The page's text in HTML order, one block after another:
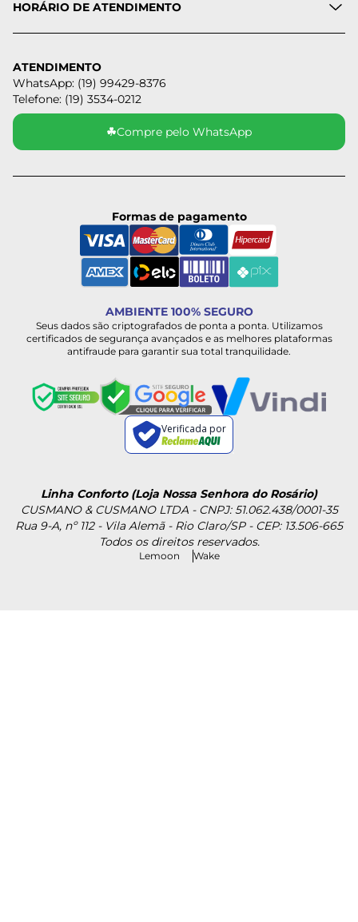
HORÁRIO DE ATENDIMENTO
ATENDIMENTO
WhatsApp: (19) 99429-8376
Telefone: (19) 3534-0212
☘Compre pelo WhatsApp
Formas de pagamento
AMBIENTE 100% SEGURO
Seus dados são criptografados de ponta a ponta. Utilizamos
certificados de segurança avançados e as melhores plataformas
antifraude para garantir sua total tranquilidade.
Verificada por
Linha Conforto (Loja Nossa Senhora do Rosário)
CUSMANO & CUSMANO LTDA - CNPJ: 51.062.438/0001-35
Rua 9-A, nº 112 - Vila Alemã - Rio Claro/SP - CEP: 13.506-665
Todos os direitos reservados.
Lemoon Wake